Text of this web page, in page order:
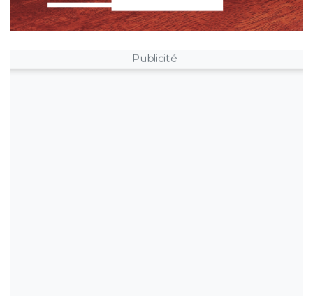
Publicité